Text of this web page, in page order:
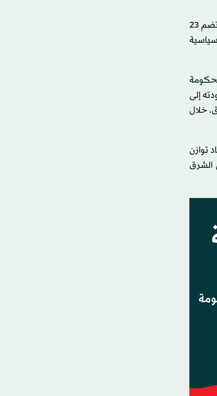
وجاءت هذه التطورات بعد أن صوّت مجلس النواب على منح الثقة لـ14 وزيراً فقط من أصل تشكيلة حكومية يُفترض أن تضم 23
إلى
خلال
توازن
الشرق